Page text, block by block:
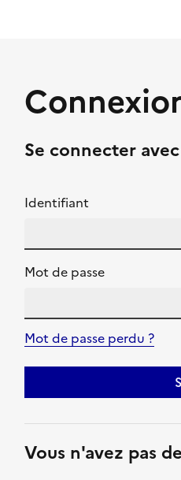
Se connecter
Identifiant
Mot de passe
Mot de passe perdu ?
Vous n'avez pas